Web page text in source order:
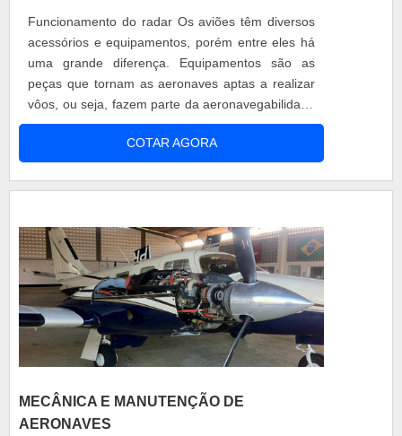
Funcionamento do radar Os aviões têm diversos
acessórios e equipamentos, porém entre eles há
uma grande diferença. Equipamentos são as
peças que tornam as aeronaves aptas a realizar
vôos, ou seja, fazem parte da aeronavegabilidade
do avião. O sistema de um radar para aeronaves
é formado por um transmissor que emite sinais de
radar, ou ondas de rádio, em direções
COTAR AGORA
MECÂNICA E MANUTENÇÃO DE
AERONAVES